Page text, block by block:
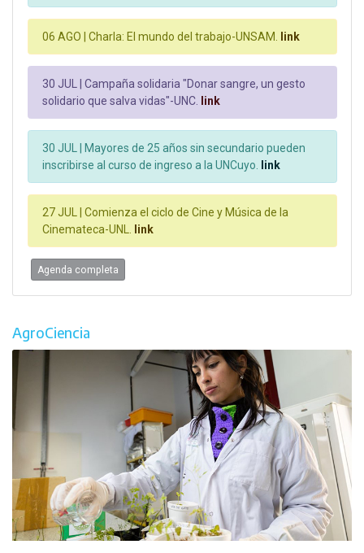
06 AGO | Charla: El mundo del trabajo-UNSAM. link
30 JUL |
Campaña solidaria "Donar sangre, un gesto
solidario que salva vidas"-UNC.
link
30 JUL |
Mayores de 25 años sin secundario pueden
inscribirse al curso de ingreso a la UNCuyo.
link
27 JUL |
Comienza el ciclo de Cine y Música de la
Cinemateca-UNL.
link
Agenda completa
AgroCiencia